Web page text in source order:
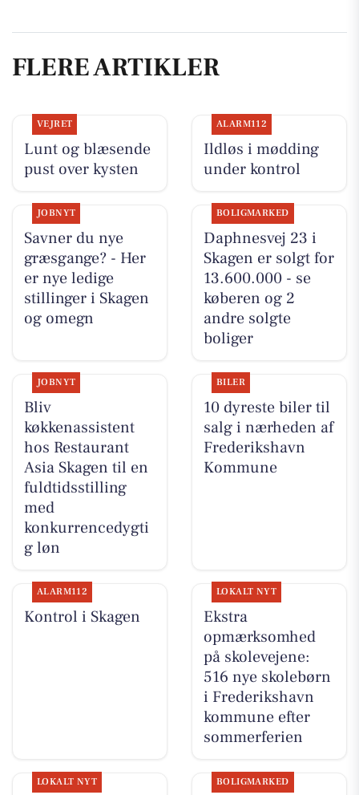
FLERE ARTIKLER
VEJRET
Lunt og blæsende
pust over kysten
ALARM112
Ildløs i mødding
under kontrol
JOBNYT
Savner du nye
græsgange? - Her
er nye ledige
stillinger i Skagen
og omegn
BOLIGMARKED
Daphnesvej 23 i
Skagen er solgt for
13.600.000 - se
køberen og 2
andre solgte
boliger
JOBNYT
Bliv
køkkenassistent
hos Restaurant
Asia Skagen til en
fuldtidsstilling
med
konkurrencedygti
g løn
BILER
10 dyreste biler til
salg i nærheden af
Frederikshavn
Kommune
ALARM112
Kontrol i Skagen
LOKALT NYT
Ekstra
opmærksomhed
på skolevejene:
516 nye skolebørn
i Frederikshavn
kommune efter
sommerferien
LOKALT NYT BOLIGMARKED